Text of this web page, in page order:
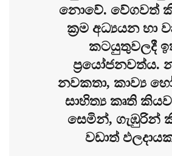
නොවේ. වේගවත්
ක්‍රම අධ්‍යයන හා
කටයුතුවලදී
ප්‍රයෝජනවත්ය.
නවකතා, කාව්‍ය හෝ
සාහිත්‍ය කෘති
සෙමින්, ගැඹුරින්
වඩාත්